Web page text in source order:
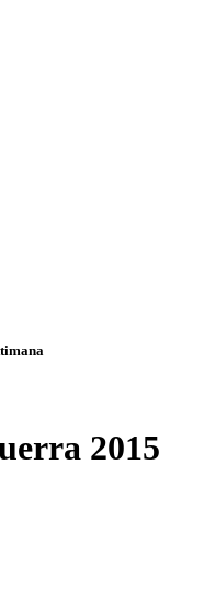
2015